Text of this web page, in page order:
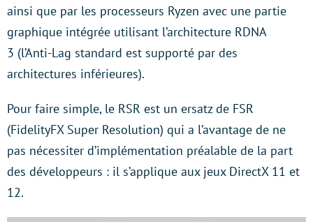
ainsi que par les processeurs Ryzen avec une partie
graphique intégrée utilisant l’architecture RDNA
3 (l’Anti-Lag standard est supporté par des
architectures inférieures).
Pour faire simple, le RSR est un ersatz de FSR
(FidelityFX Super Resolution) qui a l’avantage de ne
pas nécessiter d’implémentation préalable de la part
des développeurs : il s’applique aux jeux DirectX 11 et
12.